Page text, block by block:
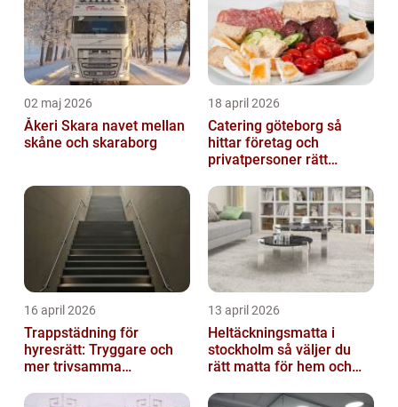
02 maj 2026
Åkeri Skara navet mellan
skåne och skaraborg
18 april 2026
Catering göteborg så
hittar företag och
privatpersoner rätt
16 april 2026
Trappstädning för
hyresrätt: Tryggare och
mer trivsamma
13 april 2026
Heltäckningsmatta i
stockholm så väljer du
rätt matta för hem och